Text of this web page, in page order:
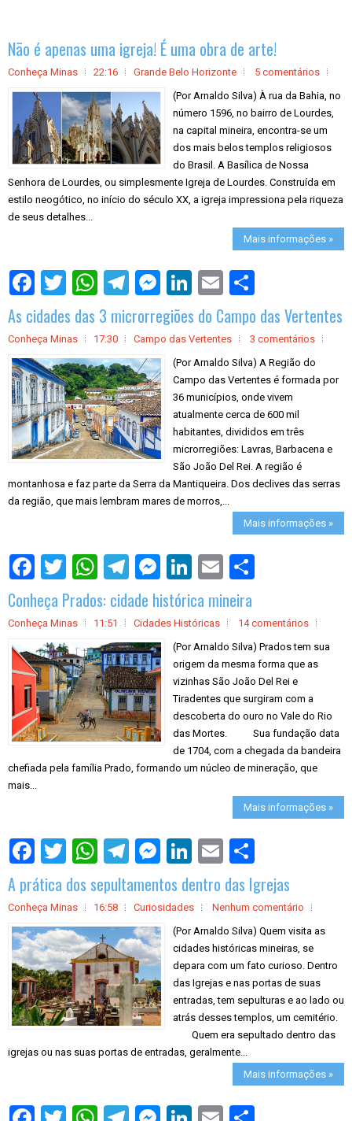
Não é apenas uma igreja! É uma obra de arte!
Conheça Minas 22:16 Grande Belo Horizonte
5 comentários
(Por Arnaldo Silva) À rua da Bahia, no
número 1596, no bairro de Lourdes,
na capital mineira, encontra-se um
dos mais belos templos religiosos
do Brasil. A Basílica de Nossa
Senhora de Lourdes, ou simplesmente Igreja de Lourdes. Construída em
estilo neogótico, no início do século XX, a igreja impressiona pela riqueza
de seus detalhes...
Mais informações »
r
As cidades das 3 microrregiões do Campo das Vertentes
Conheça Minas 17:30 Campo das Vertentes
3 comentários
(Por Arnaldo Silva) A Região do
Campo das Vertentes é formada por
36 municípios, onde vivem
atualmente cerca de 600 mil
habitantes, divididos em três
microrregiões: Lavras, Barbacena e
São João Del Rei. A região é
montanhosa e faz parte da Serra da Mantiqueira. Dos declives das serras
da região, que mais lembram mares de morros,...
Mais informações »
Conheça Prados: cidade histórica mineira
Conheça Minas 11:51 Cidades Históricas
14 comentários
(Por Arnaldo Silva) Prados tem sua
origem da mesma forma que as
vizinhas São João Del Rei e
Tiradentes que surgiram com a
descoberta do ouro no Vale do Rio
das Mortes. Sua fundação data
de 1704, com a chegada da bandeira
chefiada pela família Prado, formando um núcleo de mineração, que
mais...
Mais informações »
r
e
A prática dos sepultamentos dentro das Igrejas
Conheça Minas 16:58 Curiosidades
Nenhum comentário
(Por Arnaldo Silva) Quem visita as
cidades históricas mineiras, se
depara com um fato curioso. Dentro
das Igrejas e nas portas de suas
entradas, tem sepulturas e ao lado ou
atrás desses templos, um cemitério.
Quem era sepultado dentro das
igrejas ou nas suas portas de entradas, geralmente...
Mais informações »